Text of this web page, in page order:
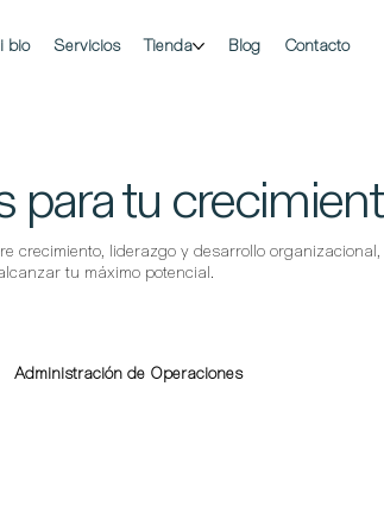
bio Servicios Tienda Blog Contacto
para tu
crecimiento, liderazgo y desarrollo organizacional,
tu máximo potencial.
Administración de Operaciones